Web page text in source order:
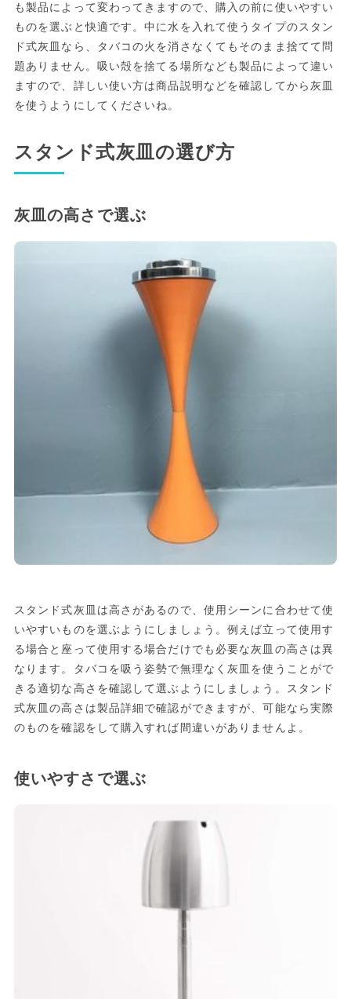
も製品によって変わってきますので、購入の前に使いやすい
ものを選ぶと快適です。中に水を入れて使うタイプのスタン
ド式灰皿なら、タバコの火を消さなくてもそのまま捨てて問
題ありません。吸い殻を捨てる場所なども製品によって違い
ますので、詳しい使い方は商品説明などを確認してから灰皿
を使うようにしてくださいね。
スタンド式灰皿の選び方
灰皿の高さで選ぶ
スタンド式灰皿は高さがあるので、使用シーンに合わせて使
いやすいものを選ぶようにしましょう。例えば立って使用す
る場合と座って使用する場合だけでも必要な灰皿の高さは異
なります。タバコを吸う姿勢で無理なく灰皿を使うことがで
きる適切な高さを確認して選ぶようにしましょう。スタンド
式灰皿の高さは製品詳細で確認ができますが、可能なら実際
のものを確認をして購入すれば間違いがありませんよ。
使いやすさで選ぶ